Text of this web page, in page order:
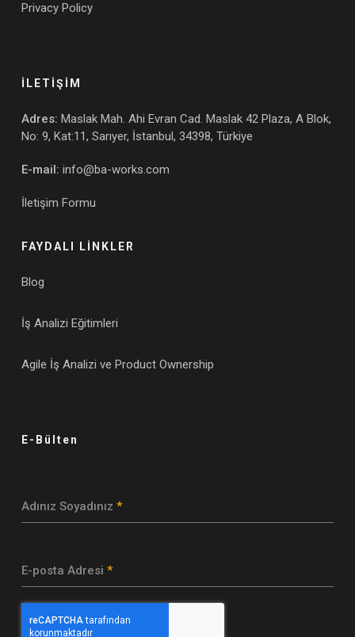
Privacy Policy
İLETİŞİM
Adres: Maslak Mah. Ahi Evran Cad. Maslak 42 Plaza, A Blok,
No: 9, Kat:11, Sarıyer, İstanbul, 34398, Türkiye
E-mail: info@ba-works.com
İletişim Formu
FAYDALI LİNKLER
Blog
İş Analizi Eğitimleri
Agile İş Analizi ve Product Ownership
E-Bülten
Adınız Soyadınız *
E-posta Adresi *